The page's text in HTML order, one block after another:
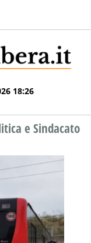
18:26
e Sindacato